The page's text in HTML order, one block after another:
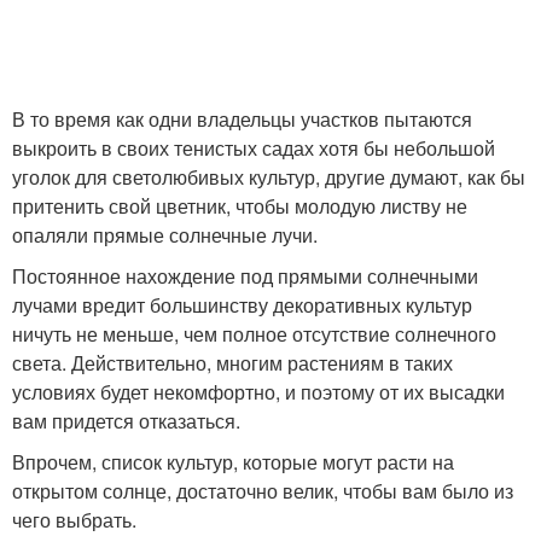
В то время как одни владельцы участков пытаются
выкроить в своих тенистых садах хотя бы небольшой
уголок для светолюбивых культур, другие думают, как бы
притенить свой цветник, чтобы молодую листву не
опаляли прямые солнечные лучи.
Постоянное нахождение под прямыми солнечными
лучами вредит большинству декоративных культур
ничуть не меньше, чем полное отсутствие солнечного
света. Действительно, многим растениям в таких
условиях будет некомфортно, и поэтому от их высадки
вам придется отказаться.
Впрочем, список культур, которые могут расти на
открытом солнце, достаточно велик, чтобы вам было из
чего выбрать.